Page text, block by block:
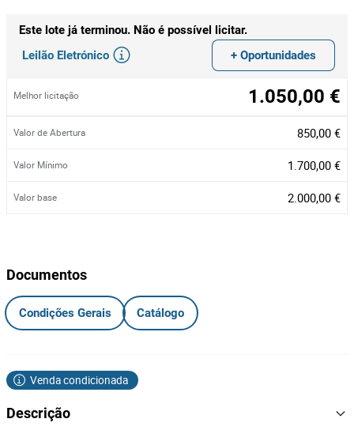
Este lote já terminou. Não é possível licitar.
Leilão Eletrónico
+ Oportunidades
Melhor licitação 1.050,00 €
Valor de Abertura 850,00 €
Valor Mínimo 1.700,00 €
Valor base 2.000,00 €
Documentos
Condições Gerais Catálogo
Venda condicionada
Descrição